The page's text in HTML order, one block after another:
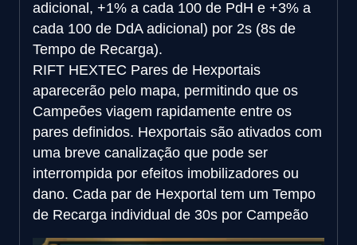
adicional, +1% a cada 100 de PdH e +3% a
cada 100 de DdA adicional) por 2s (8s de
Tempo de Recarga).
RIFT HEXTEC Pares de Hexportais
aparecerão pelo mapa, permitindo que os
Campeões viagem rapidamente entre os
pares definidos. Hexportais são ativados com
uma breve canalização que pode ser
interrompida por efeitos imobilizadores ou
dano. Cada par de Hexportal tem um Tempo
de Recarga individual de 30s por Campeão